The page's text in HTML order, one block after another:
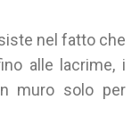
nel fatto che
alle lacrime, i
muro solo per